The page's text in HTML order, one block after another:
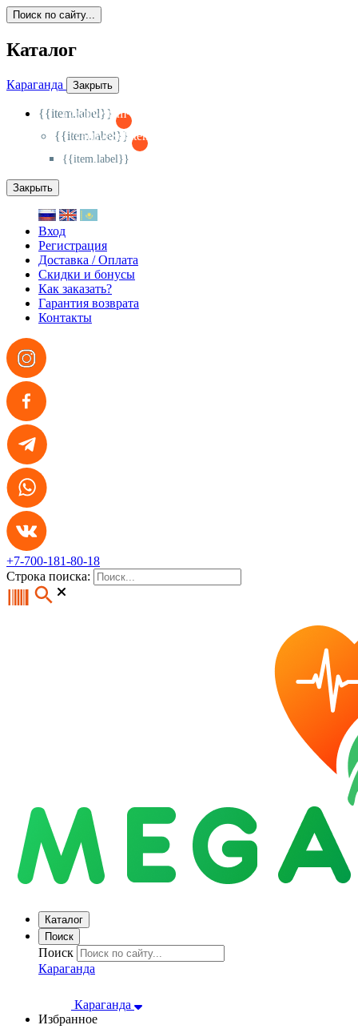
Поиск по сайту...
Каталог
Караганда Закрыть
{{item.label}}
{{activeItem==item.id?'-
{{item.label}}
{{activeSubitem==item.id?'-
{{item.label}}
Закрыть
Вход
Регистрация
Доставка / Оплата
Скидки и бонусы
Как заказать?
Гарантия возврата
Контакты
+7-700-181-80-18
Строка поиска:
Каталог
Поиск
Поиск
Караганда
Караганда
Избранное